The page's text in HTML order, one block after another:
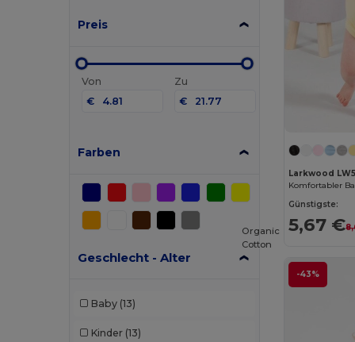
Preis
Von
€
Zu
€
Farben
Geschlecht - Alter
Baby (13)
Kinder (13)
Larkwood
Günstigste:
5,67 €
-43%
Organic
Cotton